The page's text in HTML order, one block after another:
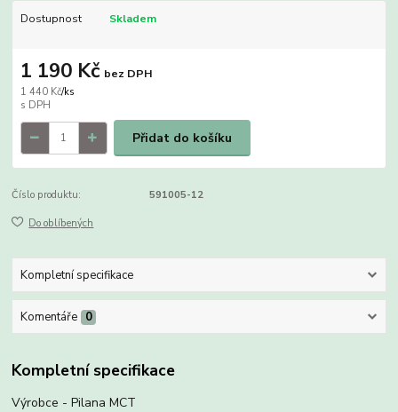
Dostupnost Skladem
1 440 Kč/ks
1 190 Kč bez DPH
Přidat do košíku
Číslo produktu: 591005-12
Do oblíbených
Kompletní specifikace
Komentáře 0
Kompletní specifikace
Výrobce - Pilana MCT